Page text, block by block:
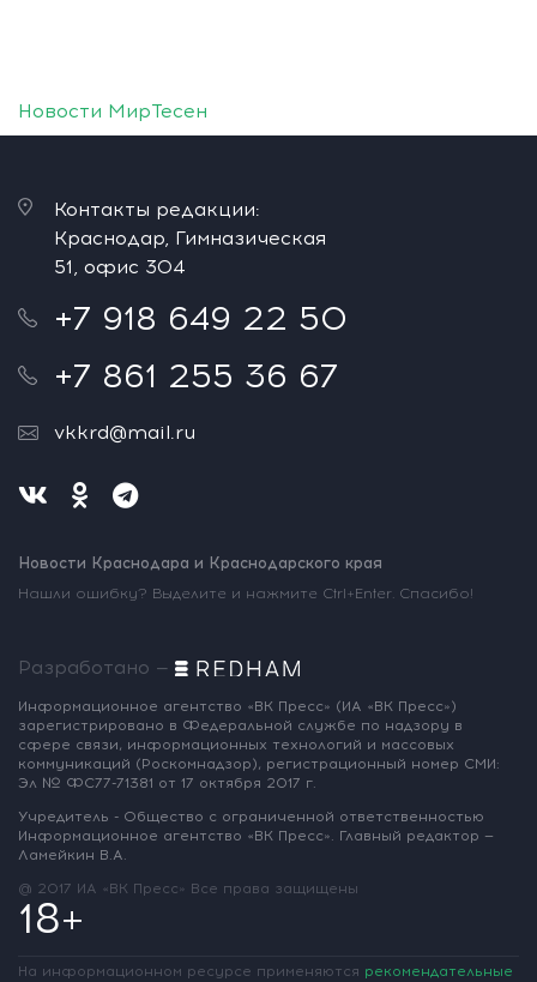
Новости МирТесен
Контакты редакции:
Краснодар, Гимназическая
51, офис 304
+7 918 649 22 50
+7 861 255 36 67
vkkrd@mail.ru
Новости Краснодара и Краснодарского края
Нашли ошибку? Выделите и нажмите Ctrl+Enter. Спасибо!
Разработано —
Информационное агентство «ВК Пресс» (ИА «ВК Пресс»)
зарегистрировано в Федеральной службе по надзору в
сфере связи, информационных технологий и массовых
коммуникаций (Роскомнадзор), регистрационный номер СМИ:
Эл № ФС77-71381 от 17 октября 2017 г.
Учредитель - Общество с ограниченной ответственностью
Информационное агентство «ВК Пресс». Главный редактор —
Ламейкин В.А.
@ 2017 ИА «ВК Пресс» Все права защищены
18+
На информационном ресурсе применяются рекомендательные